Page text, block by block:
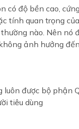
có độ bền cao,
tính quan trọng
nào. Nên nó
ảnh hưởng
được bộ phận
tiêu dùng